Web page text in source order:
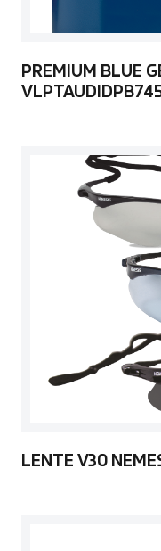
PREMIUM BLUE
LENTE V30